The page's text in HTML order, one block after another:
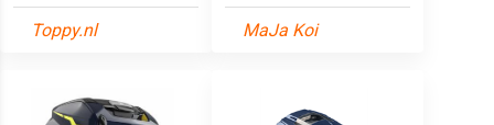
Toppy.nl MaJa Koi